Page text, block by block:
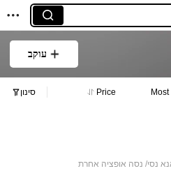
עוקב
Price סינון
נסי/ נסה אופציה אחרת